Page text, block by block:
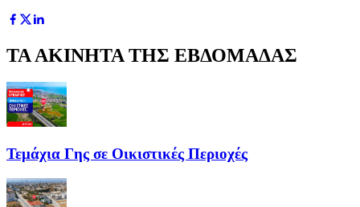
ΤΑ ΑΚΙΝΗΤΑ ΤΗΣ ΕΒΔΟΜΑΔΑΣ
Τεμάχια Γης σε Οικιστικές Περιοχές